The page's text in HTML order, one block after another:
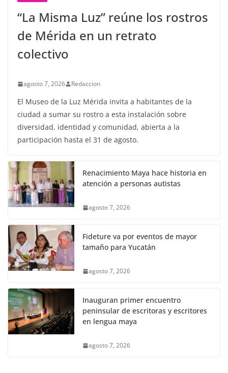
“La Misma Luz” reúne los rostros
de Mérida en un retrato
colectivo
agosto 7, 2026 Redaccion
El Museo de la Luz Mérida invita a habitantes de la
ciudad a sumar su rostro a esta instalación sobre
diversidad, identidad y comunidad, abierta a la
participación hasta el 31 de agosto.
Renacimiento Maya hace historia en
atención a personas autistas
agosto 7, 2026
Fideture va por eventos de mayor
tamaño para Yucatán
agosto 7, 2026
Inauguran primer encuentro
peninsular de escritoras y escritores
en lengua maya
agosto 7, 2026